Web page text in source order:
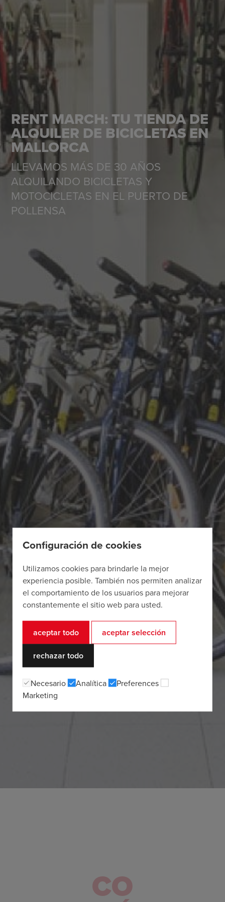
RENT MARCH: TU TIENDA DE
ALQUILER DE BICICLETAS EN
MALLORCA
LLEVAMOS MÁS DE 30 AÑOS
ALQUILANDO BICICLETAS Y
MOTOCICLETAS EN EL PUERTO DE
POLLENSA
CO
Configuración de cookies
Utilizamos cookies para brindarle la mejor
experiencia posible. También nos permiten analizar
el comportamiento de los usuarios para mejorar
constantemente el sitio web para usted.
aceptar todo aceptar selección
rechazar todo
Necesario Analítica
Preferences
Marketing